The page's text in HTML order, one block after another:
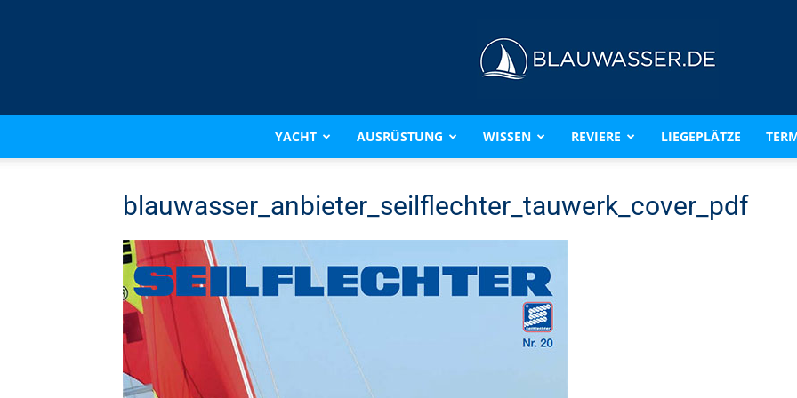
BLAUWASSER.DE
YACHT AUSRÜSTUNG WISSEN REVIERE LIEGEPLÄTZE
blauwasser_anbieter_seilflechter_tauwerk_cover_pdf